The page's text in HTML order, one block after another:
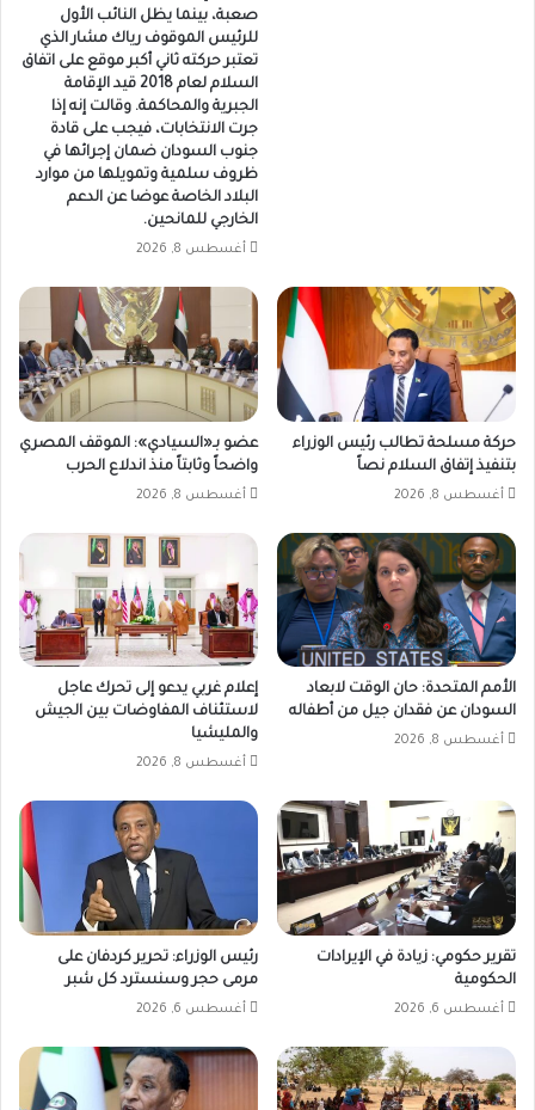
صعبة، بينما يظل النائب الأول
للرئيس الموقوف رياك مشار الذي
تعتبر حركته ثاني أكبر موقع على اتفاق
السلام لعام 2018 قيد الإقامة
الجبرية والمحاكمة. وقالت إنه إذا
جرت الانتخابات، فيجب على قادة
جنوب السودان ضمان إجرائها في
ظروف سلمية وتمويلها من موارد
البلاد الخاصة عوضا عن الدعم
الخارجي للمانحين.
أغسطس 8, 2026
حركة مسلحة تطالب رئيس الوزراء
بتنفيذ إتفاق السلام نصاً
أغسطس 8, 2026
عضو بـ«السيادي»: الموقف المصري
واضحاً وثابتاً منذ اندلاع الحرب
أغسطس 8, 2026
الأمم المتحدة: حان الوقت لابعاد
السودان عن فقدان جيل من أطفاله
أغسطس 8, 2026
إعلام غربي يدعو إلى تحرك عاجل
لاستئناف المفاوضات بين الجيش
والمليشيا
أغسطس 8, 2026
تقرير حكومي: زيادة في الإيرادات
الحكومية
أغسطس 6, 2026
رئيس الوزراء: تحرير كردفان على
مرمى حجر وسنسترد كل شبر
أغسطس 6, 2026